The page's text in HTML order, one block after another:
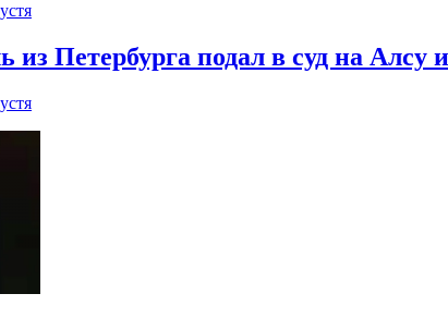
из Петербурга подал в суд на Алсу